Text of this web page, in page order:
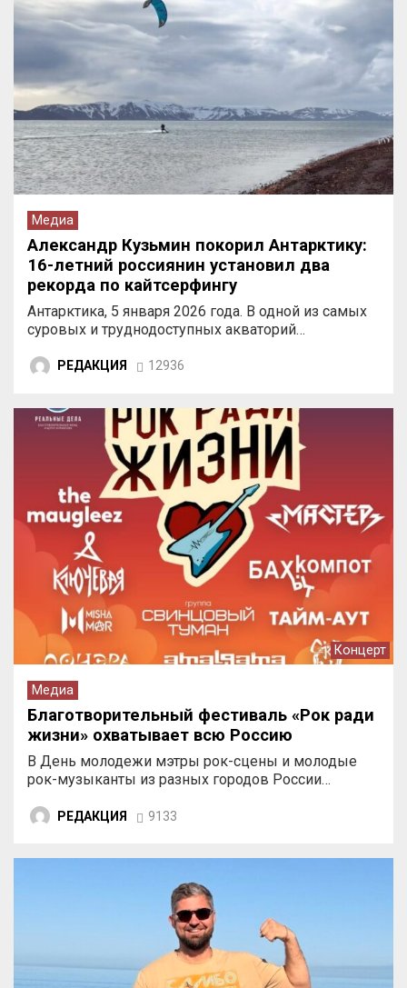
Медиа
Александр Кузьмин покорил Антарктику:
16-летний россиянин установил два
рекорда по кайтсерфингу
Антарктика, 5 января 2026 года. В одной из самых
суровых и труднодоступных акваторий…
РЕДАКЦИЯ 12936
Концерт
Медиа
Благотворительный фестиваль «Рок ради
жизни» охватывает всю Россию
В День молодежи мэтры рок-сцены и молодые
рок-музыканты из разных городов России…
РЕДАКЦИЯ 9133